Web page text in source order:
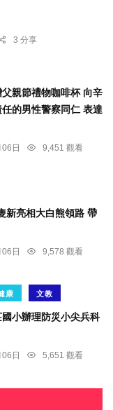
3 分享
親節禮物咖啡杯 向辛
的男性警察同仁 表達
日
9,451 觀看
新亮相大白熊領路 帶
日
9,578 觀看
康 文教
小辦理防災小尖兵科
日
5,651 觀看